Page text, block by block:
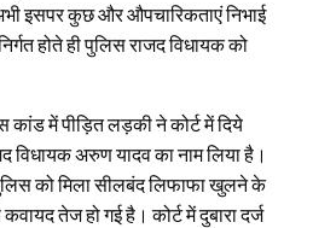
इसपर कुछ और औपचारिकताएं निभाई
होते ही पुलिस राजद विधायक को
कांड में पीड़ित लड़की ने कोर्ट में दिये
विधायक अरुण यादव का नाम लिया है।
को मिला सीलबंद लिफाफा खुलने के
तेज हो गई है। कोर्ट में दुबारा दर्ज